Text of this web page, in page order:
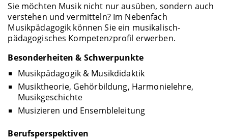
Sie möchten Musik nicht nur ausüben, sondern auch
verstehen und vermitteln? Im Nebenfach
Musikpädagogik können Sie ein musikalisch-
pädagogisches Kompetenzprofil erwerben.
Besonderheiten & Schwerpunkte
Musikpädagogik & Musikdidaktik
Musiktheorie, Gehörbildung, Harmonielehre,
Musikgeschichte
Musizieren und Ensembleleitung
Berufsperspektiven